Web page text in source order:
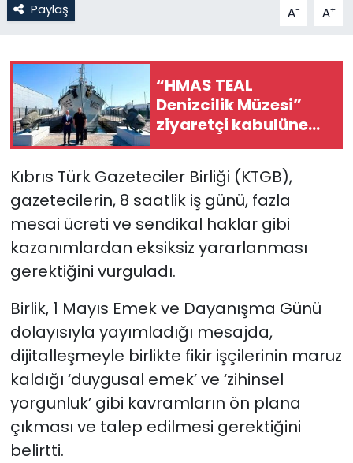
Paylaş A- A+
“HMAS TEAL
Denizcilik Müzesi”
ziyaretçi kabulüne
başladı
Kıbrıs Türk Gazeteciler Birliği (KTGB),
gazetecilerin, 8 saatlik iş günü, fazla
mesai ücreti ve sendikal haklar gibi
kazanımlardan eksiksiz yararlanması
gerektiğini vurguladı.
Birlik, 1 Mayıs Emek ve Dayanışma Günü
dolayısıyla yayımladığı mesajda,
dijitalleşmeyle birlikte fikir işçilerinin maruz
kaldığı ‘duygusal emek’ ve ‘zihinsel
yorgunluk’ gibi kavramların ön plana
çıkması ve talep edilmesi gerektiğini
belirtti.
Politika
SAĞLIK
Spor
Teknoloji
TÜRKiYE
Video Galeri
YAŞAM
Yazarlar